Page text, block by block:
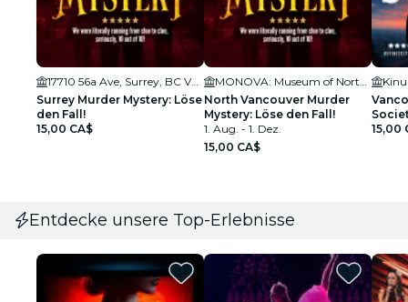
17710 56a Ave, Surrey, BC V3S 5H8, Canada
Surrey Murder Mystery: Löse
den Fall!
15,00 CA$
North Vancouver Murder
Mystery: Löse den Fall!
1. Aug. - 1. Dez.
15,00 CA$
15,00
Entdecke unsere Top-Erlebnisse